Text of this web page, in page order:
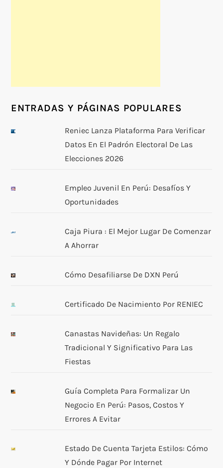
ENTRADAS Y PÁGINAS POPULARES
Reniec Lanza Plataforma Para Verificar
Datos En El Padrón Electoral De Las
Elecciones 2026
Empleo Juvenil En Perú: Desafíos Y
Oportunidades
Caja Piura : El Mejor Lugar De Comenzar
A Ahorrar
Cómo Desafiliarse De DXN Perú
Certificado De Nacimiento Por RENIEC
Canastas Navideñas: Un Regalo
Tradicional Y Significativo Para Las
Fiestas
Guía Completa Para Formalizar Un
Negocio En Perú: Pasos, Costos Y
Errores A Evitar
Estado De Cuenta Tarjeta Estilos: Cómo
Y Dónde Pagar Por Internet